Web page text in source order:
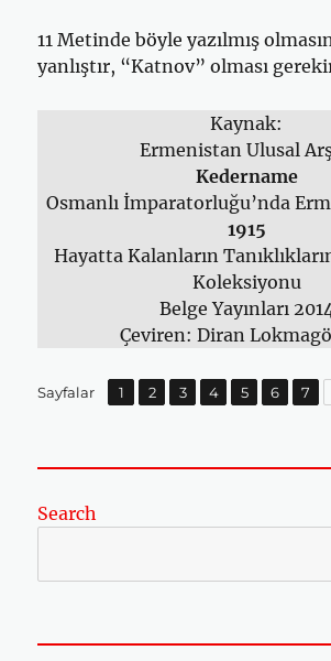
11 Metinde böyle yazılmış
yanlıştır, “Katnov” olması
Kaynak:
Ermenistan Ulusal
Kedername
Osmanlı İmparatorluğu’nda
1915
Hayatta Kalanların
Koleksiyonu
Belge Yayınları
Çeviren: Diran
Sayfalar Sayfa
1 ,
Sayfa
2 ,
Sayfa
3 ,
Sayfa
4 ,
Sayfa
5 ,
Sayfa
6 ,
7
Search